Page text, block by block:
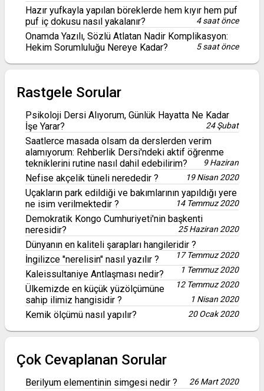
Hazır yufkayla yapılan böreklerde hem kıyır hem puf
puf iç dokusu nasıl yakalanır?
4 saat önce
Onamda Yazılı, Sözlü Atlatan Nadir Komplikasyon:
Hekim Sorumluluğu Nereye Kadar?
5 saat önce
Rastgele Sorular
Psikoloji Dersi Alıyorum, Günlük Hayatta Ne Kadar
İşe Yarar?
24 Şubat
Saatlerce masada olsam da derslerden verim
alamıyorum: Rehberlik Dersi'ndeki aktif öğrenme
tekniklerini rutine nasıl dahil edebilirim?
9 Haziran
Nefise akçelik tüneli nerededir ? 19 Nisan 2020
Uçakların park edildiği ve bakımlarının yapıldığı yere
ne isim verilmektedir ?
14 Temmuz 2020
Demokratik Kongo Cumhuriyeti'nin başkenti
neresidir?
25 Haziran 2020
Dünyanın en kaliteli şarapları hangileridir ?
17 Temmuz 2020
İngilizce "nerelisin" nasıl yazılır ?
1 Temmuz 2020
Kaleissultaniye Antlaşması nedir?
12 Temmuz 2020
Ülkemizde en küçük yüzölçümüne
sahip ilimiz hangisidir ?
1 Nisan 2020
Kemik ölçümü nasıl yapılır? 20 Ocak 2020
Çok Cevaplanan Sorular
Berilyum elementinin simgesi nedir ? 26 Mart 2020